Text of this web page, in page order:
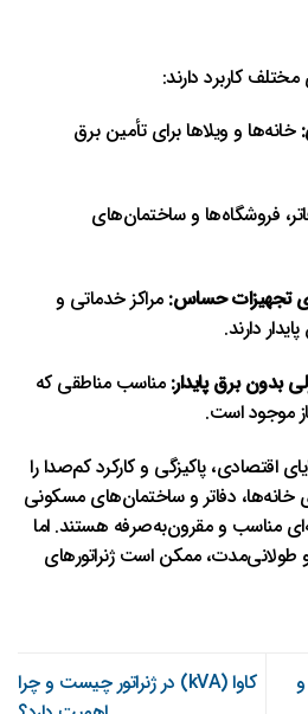
مختلف کاربرد دارند:
خانه‌ها و ویلاها برای تأمین برق
فروشگاه‌ها و ساختمان‌های
تجهیزات حساس: مراکز خدماتی و
دارند.
بدون برق پایدار: مناسب مناطقی که
موجود است.
اقتصادی، پاکیزگی و کارکرد کم‌صدا را
خانه‌ها، دفاتر و ساختمان‌های مسکونی
مناسب و مقرون‌به‌صرفه هستند. اما
ممکن است ژنراتورهای
کاوا (kVA) در ژنراتور چیست و چرا